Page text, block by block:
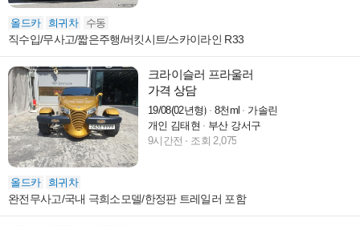
올드카 희귀차 수동
직수입/무사고/짧은주행/버킷시트/스카이라인 R33
크라이슬러 프라울러
가격 상담
19/08(02년형) 8천ml
가솔린
개인 김태현
부산 강서구
9시간전
조회 2,075
올드카 희귀차
완전무사고/국내 극희소모델/한정판 트레일러 포함